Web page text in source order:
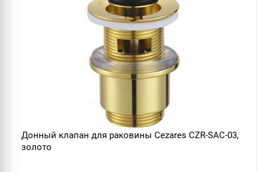
Донный клапан для раковины Cezares CZR-SAC-03,
золото